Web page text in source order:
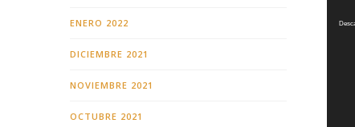
vídeo
ENERO 2022
DICIEMBRE 2021
NOVIEMBRE 2021
OCTUBRE 2021